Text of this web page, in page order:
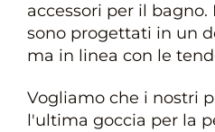
accessori per il
sono progettati in un
ma in linea con le
Vogliamo che i nostri
l'ultima goccia per la